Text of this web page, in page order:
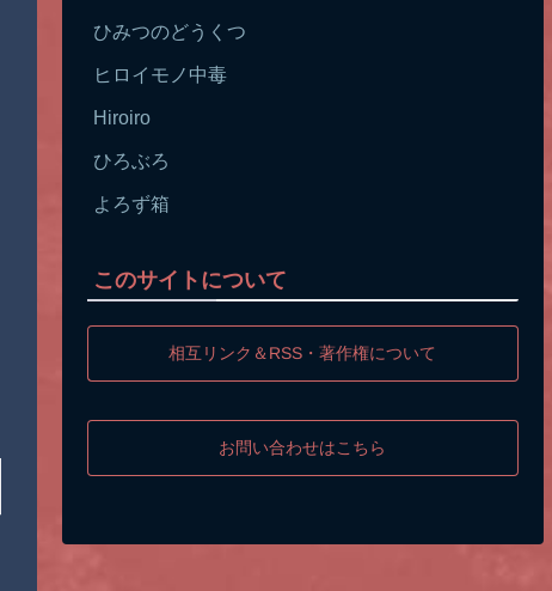
ひみつのどうくつ
ヒロイモノ中毒
Hiroiro
ひろぶろ
よろず箱
このサイトについて
相互リンク＆RSS・著作権について
お問い合わせはこちら